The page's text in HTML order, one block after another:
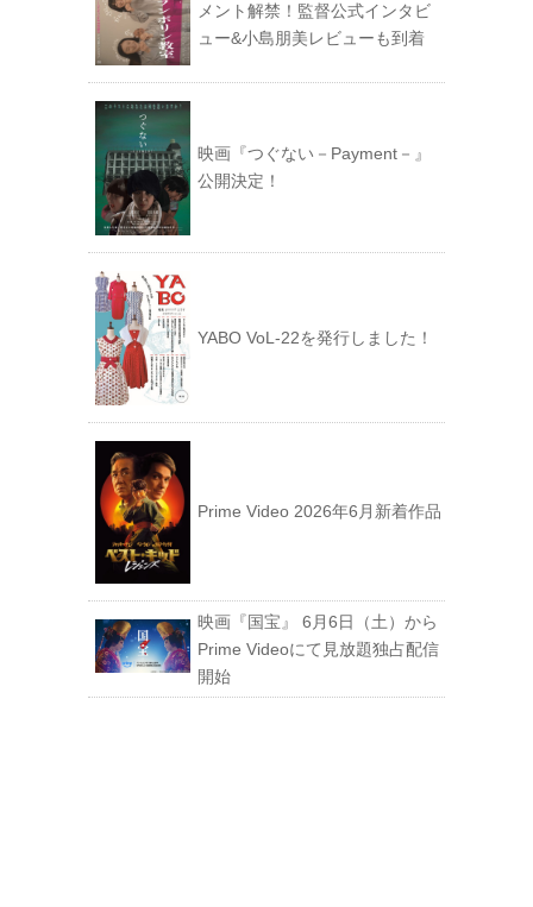
メント解禁！監督公式インタビ
ュー&小島朋美レビューも到着
映画『つぐない－Payment－』
公開決定！
YABO VoL‐22を発行しました！
Prime Video 2026年6月新着作品
映画『国宝』 6月6日（土）から
Prime Videoにて見放題独占配信
開始